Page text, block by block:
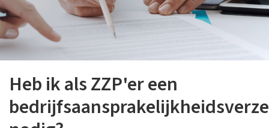
Heb ik als ZZP'er een